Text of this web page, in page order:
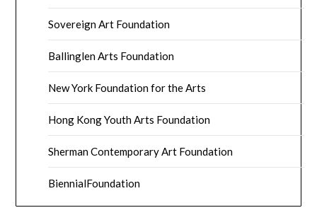
Sovereign Art Foundation
Ballinglen Arts Foundation
New York Foundation for the Arts
Hong Kong Youth Arts Foundation
Sherman Contemporary Art Foundation
BiennialFoundation